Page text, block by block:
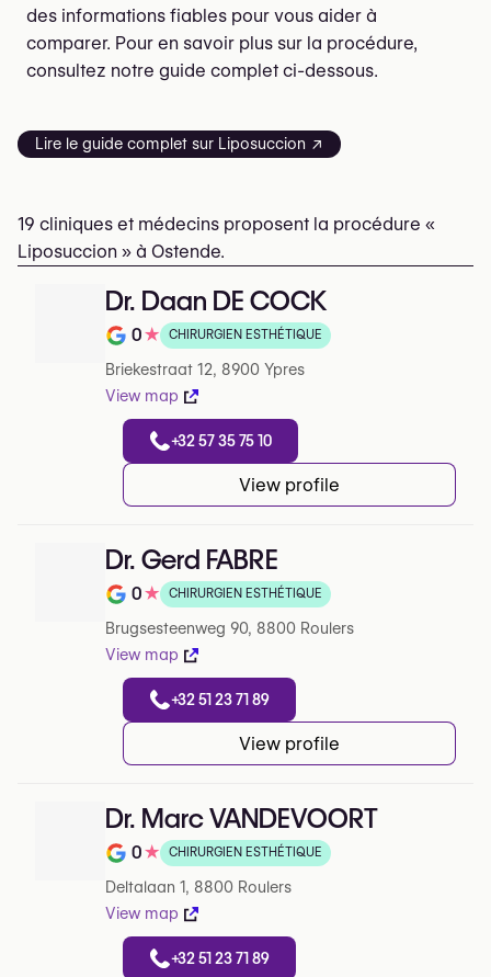
des informations fiables pour vous aider à
comparer. Pour en savoir plus sur la procédure,
consultez notre guide complet ci-dessous.
Lire le guide complet sur Liposuccion ↗
19 cliniques et médecins proposent la procédure «
Liposuccion » à Ostende.
Dr. Daan DE COCK
Note de 0 sur 5 sur Google
0★ CHIRURGIEN ESTHÉTIQUE
Briekestraat 12, 8900 Ypres
View map
+32 57 35 75 10
View profile
Dr. Gerd FABRE
Note de 0 sur 5 sur Google
0★ CHIRURGIEN ESTHÉTIQUE
Brugsesteenweg 90, 8800 Roulers
View map
+32 51 23 71 89
View profile
Dr. Marc VANDEVOORT
Note de 0 sur 5 sur Google
0★ CHIRURGIEN ESTHÉTIQUE
Deltalaan 1, 8800 Roulers
View map
+32 51 23 71 89